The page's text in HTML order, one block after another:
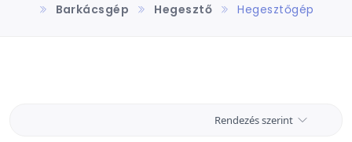
Barkácsgép
Hegesztő Hegesztőgép
Rendezés szerint